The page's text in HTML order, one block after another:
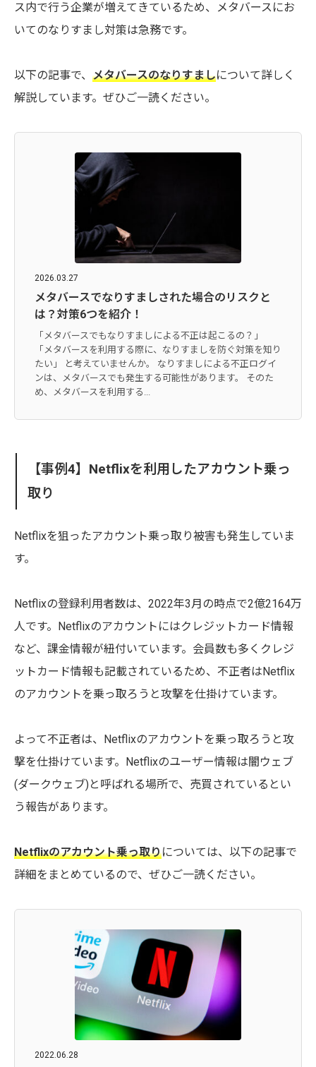
ス内で行う企業が増えてきているため、メタバースにお
いてのなりすまし対策は急務です。
以下の記事で、 メタバースのなりすましについて詳しく
解説しています。ぜひご一読ください。
2026.03.27
メタバースでなりすましされた場合のリスクと
は？対策6つを紹介！
「メタバースでもなりすましによる不正は起こるの？」
「メタバースを利用する際に、なりすましを防ぐ対策を知り
たい」 と考えていませんか。 なりすましによる不正ログイ
ンは、メタバースでも発生する可能性があります。 そのた
め、メタバースを利用する...
【事例4】Netflixを利用したアカウント乗っ
取り
Netflixを狙ったアカウント乗っ取り被害も発生していま
す。
Netflixの登録利用者数は、2022年3月の時点で2億2164万
人です。Netflixのアカウントにはクレジットカード情報
など、課金情報が紐付いています。会員数も多くクレジ
ットカード情報も記載されているため、不正者はNetflix
のアカウントを乗っ取ろうと攻撃を仕掛けています。
よって不正者は、Netflixのアカウントを乗っ取ろうと攻
撃を仕掛けています。Netflixのユーザー情報は闇ウェブ
(ダークウェブ)と呼ばれる場所で、売買されているとい
う報告があります。
Netflixのアカウント乗っ取りについては、以下の記事で
詳細をまとめているので、ぜひご一読ください。
2022.06.28